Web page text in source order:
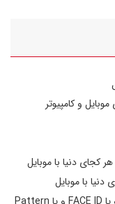
و کامپیوتر
دنیا با موبایل
با موبایل